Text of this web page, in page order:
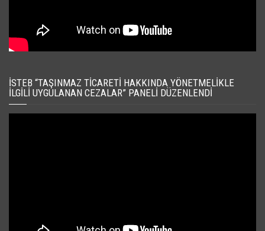
İSTEB “TAŞINMAZ TICARETI HAKKINDA YÖNETMELIKLE
İLGILI UYGULANAN CEZALAR” PANELI DÜZENLENDI